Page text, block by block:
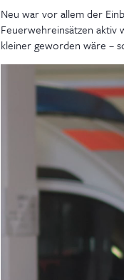
Neu war vor allem der
Feuerwehreinsätzen aktiv
kleiner geworden wäre –